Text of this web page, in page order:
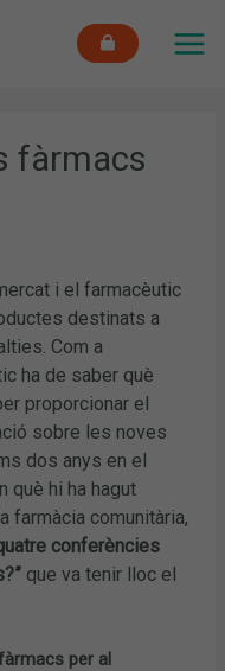
fàrmacs
i el farmacèutic
destinats a
Com a
ha de saber què
proporcionar el
sobre les noves
dos anys en el
què hi ha hagut
farmàcia comunitària,
conferències
que va tenir lloc el
per al